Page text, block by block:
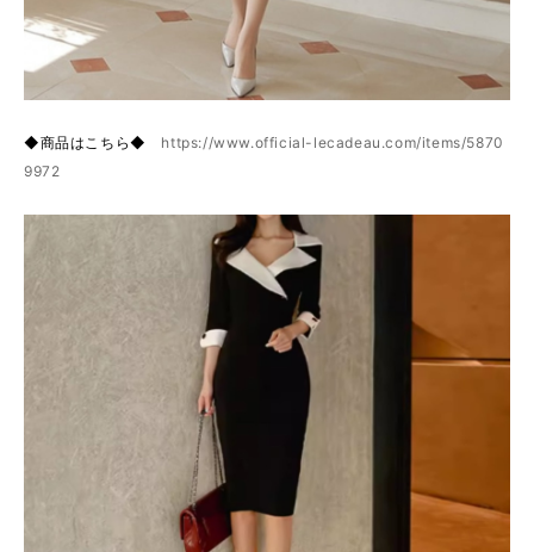
◆商品はこちら◆ https://www.official-lecadeau.com/items/5870
9972